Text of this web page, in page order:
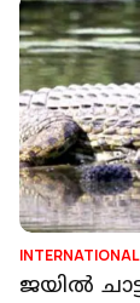
INTERNATIONAL
ജയില്‍